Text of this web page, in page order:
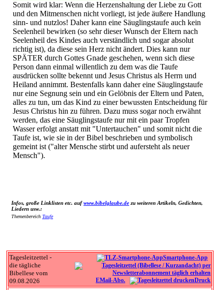
Somit wird klar: Wenn die Herzenshaltung der Liebe zu Gott
und den Mitmenschen nicht vorliegt, ist jede äußere Handlung
sinn- und nutzlos! Daher kann eine Säuglingstaufe auch kein
Seelenheil bewirken (so sehr dieser Wunsch der Eltern nach
Seelenheil des Kindes auch verständlich und sogar absolut
richtig ist), da diese sein Herz nicht ändert. Dies kann nur
SPÄTER durch Gottes Gnade geschehen, wenn sich diese
Person dann einmal willentlich zu dem was die Taufe
ausdrücken sollte bekennt und Jesus Christus als Herrn und
Heiland annimmt. Bestenfalls kann daher eine Säuglingstaufe
nur eine Segnung sein und ein Gelöbnis der Eltern und Paten,
alles zu tun, um das Kind zu einer bewussten Entscheidung für
Jesus Christus hin zu führen. Dazu muss sogar noch erwähnt
werden, das eine Säuglingstaufe nur mit ein paar Tropfen
Wasser erfolgt anstatt mit "Untertauchen" und somit nicht die
Taufe ist, wie sie in der Bibel beschrieben und symbolisch
gemeint ist ("alter Mensche stirbt und aufersteht als neuer
Mensch").
Infos, große Linklisten etc. aufwww.bibelglaube.de zu weiteren Artikeln, Gedichten,
Liedern usw.:
Themenbereich Taufe
Tagesleitzettel -
die tägliche
Bibellese vom
09.08.2026
Smartphone-App
EMail-Abo. Druck